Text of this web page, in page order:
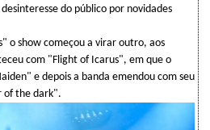
do público por novidades
o show começou a virar outro, aos
com "Flight of Icarus", em que o
e depois a banda emendou com seu
of the dark".